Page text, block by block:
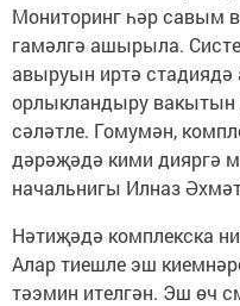
Мониторинг һәр савым
гамәлгә ашырыла.
авыруын иртә
орлыкландыру вакытын
сәләтле. Гомумән,
дәрәҗәдә кими дияргә
начальнигы Илназ
Нәтиҗәдә комплекска
Алар тиешле эш
тәэмин ителгән. Эш өч